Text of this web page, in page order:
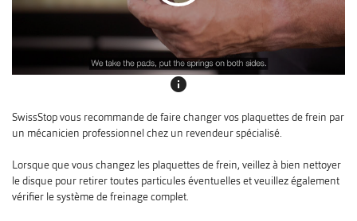
info
SwissStop vous recommande de faire changer vos plaquettes de frein par
un mécanicien professionnel chez un revendeur spécialisé.
Lorsque que vous changez les plaquettes de frein, veillez à bien nettoyer
le disque pour retirer toutes particules éventuelles et veuillez également
vérifier le système de freinage complet.